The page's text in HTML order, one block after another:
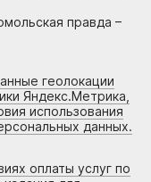
правда –
геолокации
Яндекс.Метрика,
использования
данных.
оплаты услуг по